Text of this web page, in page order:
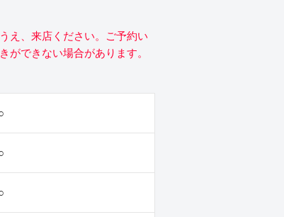
え、来店ください。ご予約い
ができない場合があります。